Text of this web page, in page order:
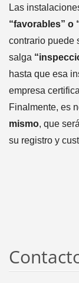
Las
“favorables” o
contrario puede
salga
hasta que esa
empresa
Finalmente, es
mismo, que
su registro y